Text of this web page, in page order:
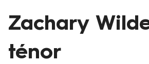
principal
Zachary
ténor